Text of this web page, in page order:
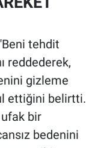
tehdit
reddederek,
gizleme
ettiğini belirtti.
ufak bir
bedenini